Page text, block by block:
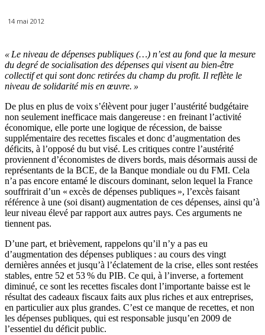
14 mai 2012
« Le niveau de dépenses publiques (…) n’est au fond que la mesure
du degré de socialisation des dépenses qui visent au bien-être
collectif et qui sont donc retirées du champ du profit. Il reflète le
niveau de solidarité mis en œuvre. »
De plus en plus de voix s’élèvent pour juger l’austérité budgétaire
non seulement inefficace mais dangereuse : en freinant l’activité
économique, elle porte une logique de récession, de baisse
supplémentaire des recettes fiscales et donc d’augmentation des
déficits, à l’opposé du but visé. Les critiques contre l’austérité
proviennent d’économistes de divers bords, mais désormais aussi de
représentants de la BCE, de la Banque mondiale ou du FMI. Cela
n’a pas encore entamé le discours dominant, selon lequel la France
souffrirait d’un « excès de dépenses publiques », l’excès faisant
référence à une (soi disant) augmentation de ces dépenses, ainsi qu’à
leur niveau élevé par rapport aux autres pays. Ces arguments ne
tiennent pas.
D’une part, et brièvement, rappelons qu’il n’y a pas eu
d’augmentation des dépenses publiques : au cours des vingt
dernières années et jusqu’à l’éclatement de la crise, elles sont restées
stables, entre 52 et 53 % du PIB. Ce qui, à l’inverse, a fortement
diminué, ce sont les recettes fiscales dont l’importante baisse est le
résultat des cadeaux fiscaux faits aux plus riches et aux entreprises,
en particulier aux plus grandes. C’est ce manque de recettes, et non
les dépenses publiques, qui est responsable jusqu’en 2009 de
l’essentiel du déficit public.